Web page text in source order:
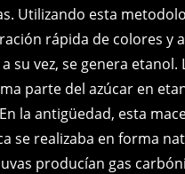
Utilizando esta
rápida de colores y
su vez, se genera etanol.
parte del azúcar en
la antigüedad, esta
se realizaba en forma
producían gas